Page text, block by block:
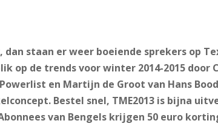
dan staan er weer boeiende sprekers op
op de trends voor winter 2014-2015 door
en Martijn de Groot van Hans
Bestel snel, TME2013 is bijna
van Bengels krijgen 50 euro